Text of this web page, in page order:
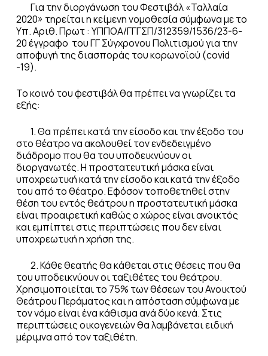
Για την διοργάνωση του Φεστιβάλ «Ταλλαία
2020» τηρείται η κείμενη νομοθεσία σύμφωνα με το
Υπ. Αριθ. Πρωτ : ΥΠΠΟΑ/ΓΓΓΣΠ/312359/1536/23-6-
20 έγγραφο του ΓΓ Σύγχρονου Πολιτισμού για την
αποφυγή της διασποράς του κορωνοϊού (covid
-19).
Το κοινό του φεστιβάλ θα πρέπει να γνωρίζει τα
εξής:
1. Θα πρέπει κατά την είσοδο και την έξοδο του
στο θέατρο να ακολουθεί τον ενδεδειγμένο
διάδρομο που θα του υποδεικνύουν οι
διοργανωτές. Η προστατευτική μάσκα είναι
υποχρεωτική κατά την είσοδο και κατά την έξοδο
του από το θέατρο. Εφόσον τοποθετηθεί στην
θέση του εντός θεάτρου η προστατευτική μάσκα
είναι προαιρετική καθώς ο χώρος είναι ανοικτός
και εμπίπτει στις περιπτώσεις που δεν είναι
υποχρεωτική η χρήση της.
2. Κάθε θεατής θα κάθεται στις θέσεις που θα
του υποδεικνύουν οι ταξιθέτες του θεάτρου.
Χρησιμοποιείται το 75% των θέσεων του Ανοικτού
Θεάτρου Περάματος και η απόσταση σύμφωνα με
τον νόμο είναι ένα κάθισμα ανά δύο κενά. Στις
περιπτώσεις οικογενειών θα λαμβάνεται ειδική
μέριμνα από τον ταξιθέτη.